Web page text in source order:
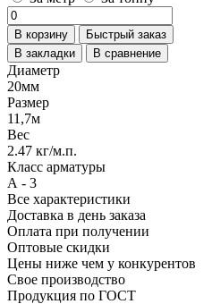
В корзину
Быстрый заказ
В закладки
В сравнение
Диаметр
20мм
Размер
11,7м
Вес
2.47 кг/м.п.
Класс арматуры
А - 3
Все характеристики
Доставка в день заказа
Оплата при получении
Оптовые скидки
Цены ниже чем у конкурентов
Свое производство
Продукция по ГОСТ